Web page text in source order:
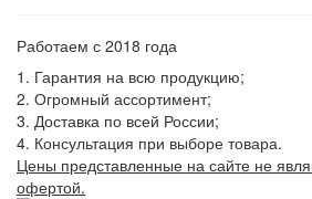
Работаем с 2018 года
1. Гарантия на всю продукцию;
2. Огромный ассортимент;
3. Доставка по всей России;
4. Консультация при выборе товара.
Цены представленные на сайте не
офертой.